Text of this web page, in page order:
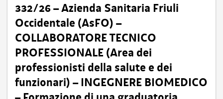
332/26 – Azienda Sanitaria Friuli
Occidentale (AsFO) –
COLLABORATORE TECNICO
PROFESSIONALE (Area dei
professionisti della salute e dei
funzionari) – INGEGNERE BIOMEDICO